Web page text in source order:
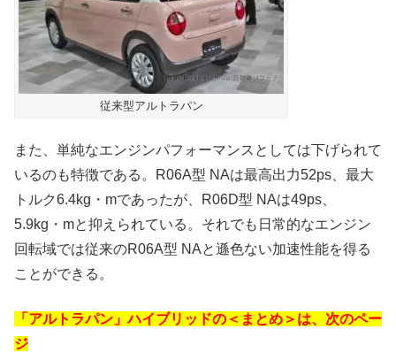
従来型アルトラパン
また、単純なエンジンパフォーマンスとしては下げられて
いるのも特徴である。R06A型 NAは最高出力52ps、最大
トルク6.4kg・mであったが、R06D型 NAは49ps、
5.9kg・mと抑えられている。それでも日常的なエンジン
回転域では従来のR06A型 NAと遜色ない加速性能を得る
ことができる。
「アルトラパン」ハイブリッドの＜まとめ＞は、次のペー
ジ